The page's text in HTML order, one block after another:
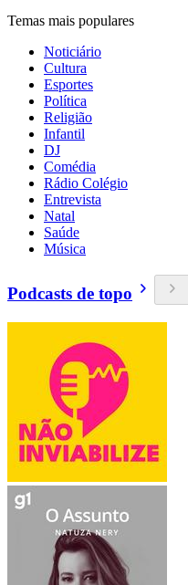
Temas mais populares
Noticiário
Cultura
Esportes
Política
Religião
Infantil
DJ
Comédia
Rádio Colégio
Entrevista
Natal
Saúde
Música
Podcasts de topo